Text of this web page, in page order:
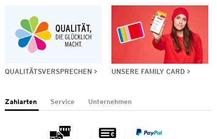
QUALITÄTSVERSPRECHEN UNSERE FAMILY CARD
Zahlarten Service Unternehmen